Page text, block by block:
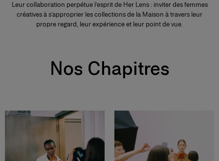
Leur collaboration perpétue l’esprit de Her Lens : inviter des femmes
créatives à s’approprier les collections de la Maison à travers leur
propre regard, leur expérience et leur point de vue.
Nos Chapitres